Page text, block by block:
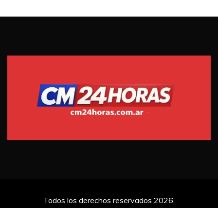
Todos los derechos reservados 2026.